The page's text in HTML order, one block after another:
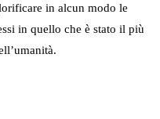
in alcun modo le
in quello che è stato il più